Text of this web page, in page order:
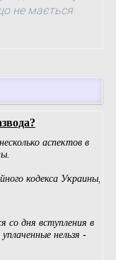
не мається